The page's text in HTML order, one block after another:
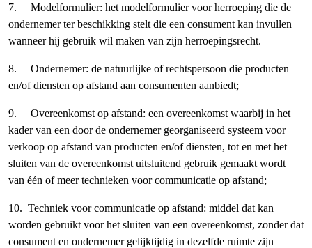
7. Modelformulier: het modelformulier voor herroeping die de
ondernemer ter beschikking stelt die een consument kan invullen
wanneer hij gebruik wil maken van zijn herroepingsrecht.
8. Ondernemer: de natuurlijke of rechtspersoon die producten
en/of diensten op afstand aan consumenten aanbiedt;
9. Overeenkomst op afstand: een overeenkomst waarbij in het
kader van een door de ondernemer georganiseerd systeem voor
verkoop op afstand van producten en/of diensten, tot en met het
sluiten van de overeenkomst uitsluitend gebruik gemaakt wordt
van één of meer technieken voor communicatie op afstand;
10. Techniek voor communicatie op afstand: middel dat kan
worden gebruikt voor het sluiten van een overeenkomst, zonder dat
consument en ondernemer gelijktijdig in dezelfde ruimte zijn